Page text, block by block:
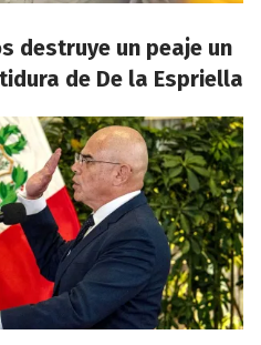
destruye un peaje un
de De la Espriella